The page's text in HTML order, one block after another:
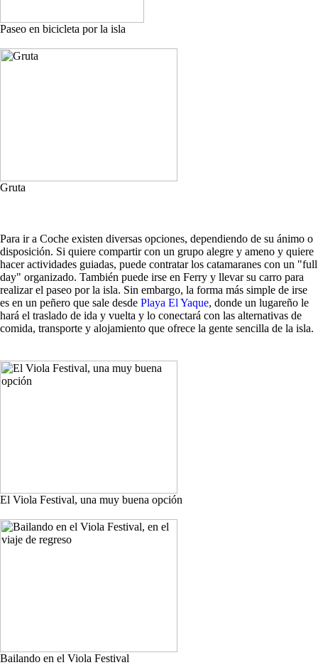
Paseo en bicicleta por la isla
Gruta
Para ir a Coche existen diversas opciones, dependiendo de su ánimo o
disposición. Si quiere compartir con un grupo alegre y ameno y quiere
hacer actividades guiadas, puede contratar los catamaranes con un "full
day" organizado. También puede irse en Ferry y llevar su carro para
realizar el paseo por la isla. Sin embargo, la forma más simple de irse
es en un peñero que sale desde Playa El Yaque, donde un lugareño le
hará el traslado de ida y vuelta y lo conectará con las alternativas de
comida, transporte y alojamiento que ofrece la gente sencilla de la isla.
El Viola Festival, una muy buena opción
Bailando en el Viola Festival